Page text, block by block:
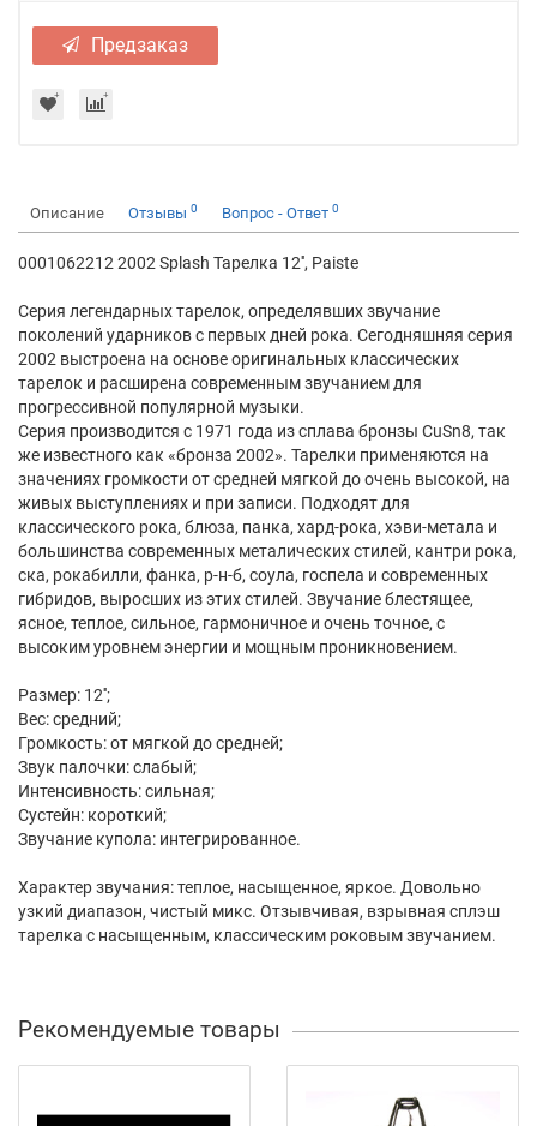
Предзаказ
Описание Отзывы 0 Вопрос - Ответ 0
0001062212 2002 Splash Тарелка 12'', Paiste
Серия легендарных тарелок, определявших звучание
поколений ударников с первых дней рока. Сегодняшняя серия
2002 выстроена на основе оригинальных классических
тарелок и расширена современным звучанием для
прогрессивной популярной музыки.
Серия производится с 1971 года из сплава бронзы CuSn8, так
же известного как «бронза 2002». Тарелки применяются на
значениях громкости от средней мягкой до очень высокой, на
живых выступлениях и при записи. Подходят для
классического рока, блюза, панка, хард-рока, хэви-метала и
большинства современных металических стилей, кантри рока,
ска, рокабилли, фанка, р-н-б, соула, госпела и современных
гибридов, выросших из этих стилей. Звучание блестящее,
ясное, теплое, сильное, гармоничное и очень точное, с
высоким уровнем энергии и мощным проникновением.
Размер: 12'';
Вес: средний;
Громкость: от мягкой до средней;
Звук палочки: слабый;
Интенсивность: сильная;
Сустейн: короткий;
Звучание купола: интегрированное.
Характер звучания: теплое, насыщенное, яркое. Довольно
узкий диапазон, чистый микс. Отзывчивая, взрывная сплэш
тарелка с насыщенным, классическим роковым звучанием.
Рекомендуемые товары